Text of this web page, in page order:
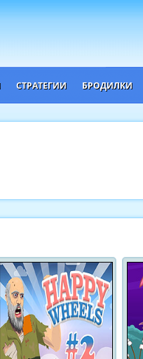
СТРАТЕГИИ БРОДИЛКИ